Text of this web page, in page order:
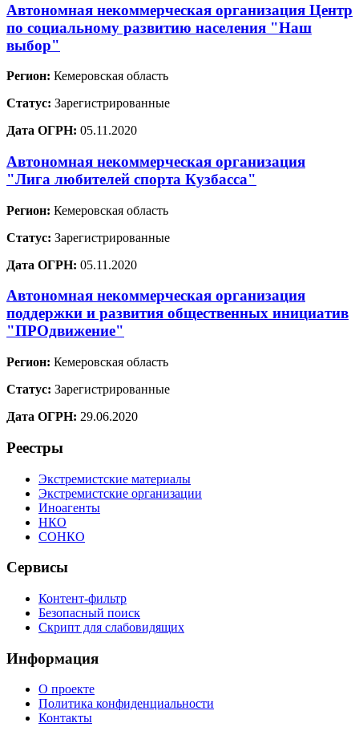
Автономная некоммерческая организация Центр
по социальному развитию населения "Наш
выбор"
Регион: Кемеровская область
Статус: Зарегистрированные
Дата ОГРН: 05.11.2020
Автономная некоммерческая организация
"Лига любителей спорта Кузбасса"
Регион: Кемеровская область
Статус: Зарегистрированные
Дата ОГРН: 05.11.2020
Автономная некоммерческая организация
поддержки и развития общественных инициатив
"ПРОдвижение"
Регион: Кемеровская область
Статус: Зарегистрированные
Дата ОГРН: 29.06.2020
Реестры
Экстремистские материалы
Экстремистские организации
Иноагенты
НКО
СОНКО
Сервисы
Контент-фильтр
Безопасный поиск
Скрипт для слабовидящих
Информация
О проекте
Политика конфиденциальности
Контакты